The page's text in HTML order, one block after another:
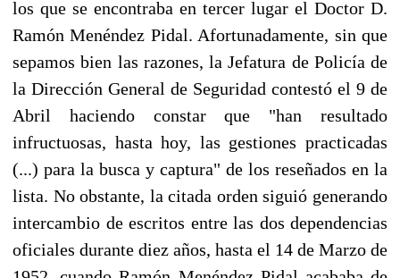
los que se encontraba en tercer lugar el Doctor D.
Ramón Menéndez Pidal. Afortunadamente, sin que
sepamos bien las razones, la Jefatura de Policía de
la Dirección General de Seguridad contestó el 9 de
Abril haciendo constar que "han resultado
infructuosas, hasta hoy, las gestiones practicadas
(...) para la busca y captura" de los reseñados en la
lista. No obstante, la citada orden siguió gene­rando
intercambio de escritos entre las dos dependencias
oficiales durante diez años, hasta el 14 de Marzo de